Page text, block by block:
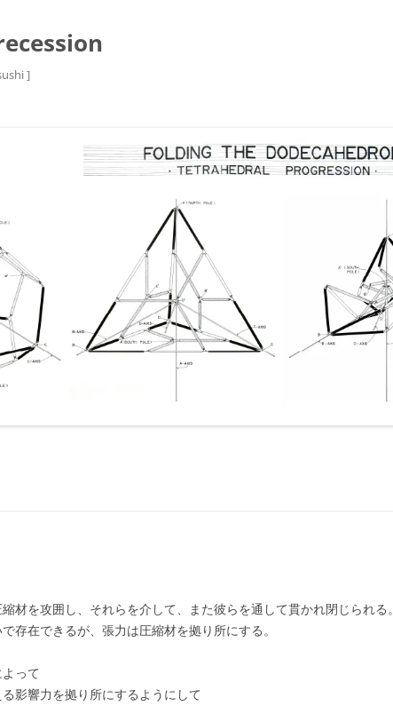
]
ン
ツ
へ
材を攻囲し、それらを介して、また彼らを通して貫かれ閉じられる。
存在できるが、張力は圧縮材を拠り所にする。
って
影響力を拠り所にするようにして